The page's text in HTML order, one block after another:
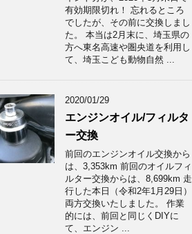
有効期限切れ！ 忘れるところ
でしたが、その前に交換しまし
た。 本当は2月末に、埼玉県の
方へ東名高速や圏央道を利用し
て、埼玉こども動物自然 ...
2020/01/29
エンジンオイル/フィルタ
ー交換
前回のエンジンオイル交換から
は、3,353km 前回のオイルフィ
ルター交換からは、8,699km 走
行した本日（令和2年1月29日）
両方交換いたしました。 作業
的には、前回と同じくDIYに
て、エンジン ...